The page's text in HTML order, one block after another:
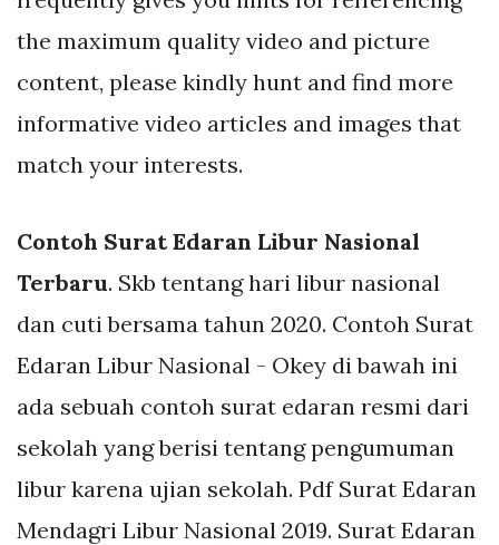
the maximum quality video and picture
content, please kindly hunt and find more
informative video articles and images that
match your interests.
Contoh Surat Edaran Libur Nasional
Terbaru. Skb tentang hari libur nasional
dan cuti bersama tahun 2020. Contoh Surat
Edaran Libur Nasional - Okey di bawah ini
ada sebuah contoh surat edaran resmi dari
sekolah yang berisi tentang pengumuman
libur karena ujian sekolah. Pdf Surat Edaran
Mendagri Libur Nasional 2019. Surat Edaran